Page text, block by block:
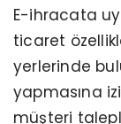
E-ihracata
ticaret
yerlerinde
yapmasına
müşteri